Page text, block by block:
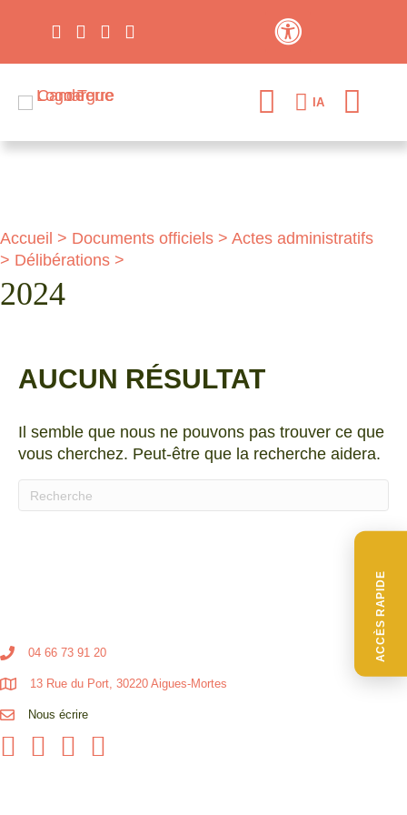
ACCÈS RAPIDE
IA
Accueil > Documents officiels > Actes administratifs
> Délibérations >
2024
AUCUN RÉSULTAT
Il semble que nous ne pouvons pas trouver ce que
vous cherchez. Peut-être que la recherche aidera.
04 66 73 91 20
13 Rue du Port, 30220 Aigues-Mortes
Nous écrire